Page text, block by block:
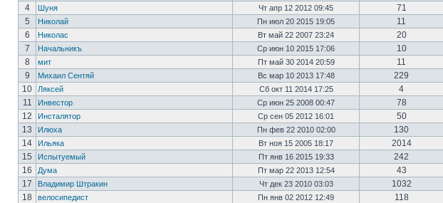
4
Шуня Чт апр 12 2012 09:45 71
5
Николай Пн июл 20 2015 19:05 11
6
Николас Вт май 22 2007 23:24 20
7
Начальникъ Ср июн 10 2015 17:06 10
8
мит Пт май 30 2014 20:59 11
9
Михаил Сентяй Вс мар 10 2013 17:48 229
10
Ляксей Сб окт 11 2014 17:25 4
11
Инвестор Ср июн 25 2008 00:47 78
12
Инсталятор Ср сен 05 2012 16:01 50
13
Илюха Пн фев 22 2010 02:00 130
14
Ильяка Вт ноя 15 2005 18:17 2014
15
Испытуемый Пт янв 16 2015 19:33 242
16
Дума Пт мар 22 2013 12:54 43
17
Владимир Штракин Чт дек 23 2010 03:03 1032
18
велосипедист Пн янв 02 2012 12:49 118